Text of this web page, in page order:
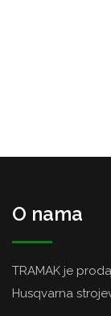
O nama
TRAMAK je
Husqvarna